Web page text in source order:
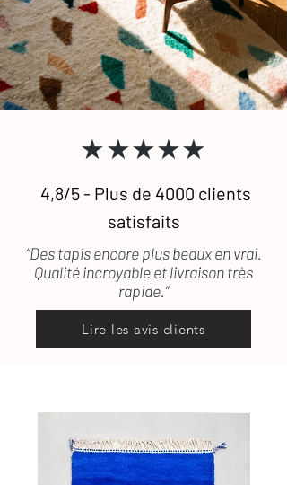
★★★★★
4,8/5 - Plus de 4000 clients
satisfaits
“Des tapis encore plus beaux en vrai.
Qualité incroyable et livraison très
rapide.”
Lire les avis clients